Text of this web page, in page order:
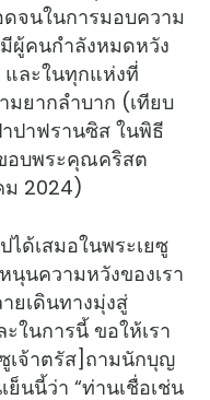
จนในการมอบความ
ผู้คนกำลังหมดหวัง
ละในทุกแห่งที่
ยากลำบาก (เทียบ
ปาฟรานซิส ในพิธี
อบพระคุณคริสต
ม 2024)
เสมอในพระเยซู
นุนความหวังของเรา
ยเดินทางมุ่งสู่
ในการนี้ ขอให้เรา
เจ้าตรัส]ถามนักบุญ
ย็นนี้ว่า “ท่านเชื่อเช่น